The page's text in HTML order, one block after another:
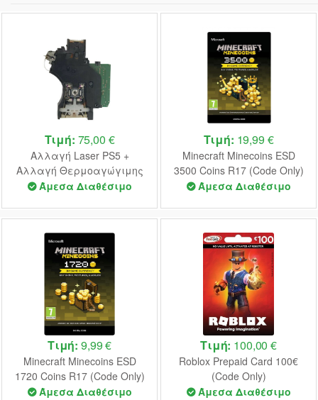
Τιμή: 75,00 €
Αλλαγή Laser PS5 +
Αλλαγή Θερμοαγώγιμης
Πάστας
Άμεσα Διαθέσιμο
Τιμή: 19,99 €
Minecraft Minecoins ESD
3500 Coins R17 (Code Only)
Άμεσα Διαθέσιμο
Τιμή: 9,99 €
Minecraft Minecoins ESD
1720 Coins R17 (Code Only)
Άμεσα Διαθέσιμο
Τιμή: 100,00 €
Roblox Prepaid Card 100€
(Code Only)
Άμεσα Διαθέσιμο